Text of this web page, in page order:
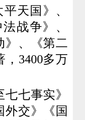
天国》、
战争》、
》、《第二
3400多万
七事实》
交》《国